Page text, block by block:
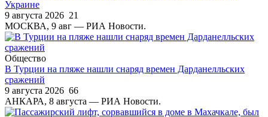
Украине
9 августа 2026 21
МОСКВА, 9 авг — РИА Новости.
Общество
В Турции на пляже нашли снаряд времен Дарданелльских
сражений
9 августа 2026 66
АНКАРА, 8 августа — РИА Новости.